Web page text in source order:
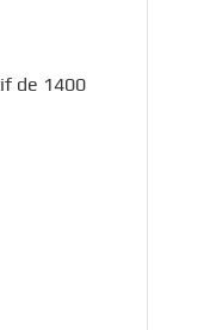
de 1400